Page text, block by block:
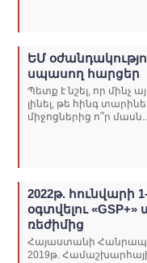
ԵՄ
սպասող հարցեր
Պետք է նշել, որ մինչ
լինել, թե հինգ
միջոցներից ո՞ր մասն...
2022թ. հունվարի
օգտվելու
ռեժիմից
Հայաստանի
2019թ.